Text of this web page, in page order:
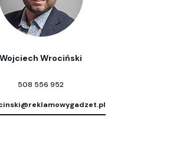
Wojciech Wrociński
508 556 952